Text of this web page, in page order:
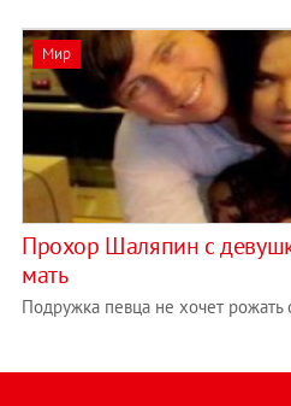
Мир
Прохор Шаляпин с
мать
Подружка певца не хочет рожать